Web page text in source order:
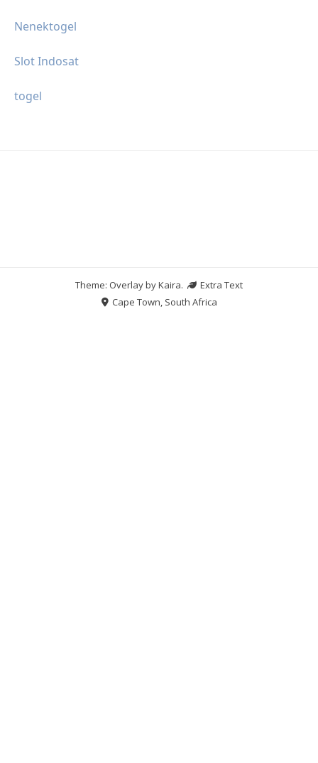
Nenektogel
Slot Indosat
togel
Theme: Overlay byKaira.
Extra Text
Cape Town, South Africa